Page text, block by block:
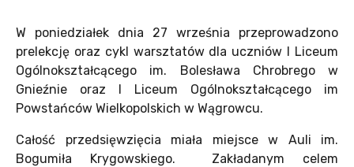
W poniedziałek dnia 27 września przeprowadzono
prelekcję oraz cykl warsztatów dla uczniów I Liceum
Ogólnokształcącego im. Bolesława Chrobrego w
Gnieźnie oraz I Liceum Ogólnokształcącego im
Powstańców Wielkopolskich w Wągrowcu.
Całość przedsięwzięcia miała miejsce w Auli im.
Bogumiła Krygowskiego. Zakładanym celem